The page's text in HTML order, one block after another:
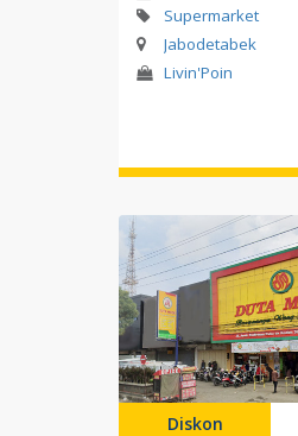
Supermarket
Jabodetabek
Livin'Poin
Diskon